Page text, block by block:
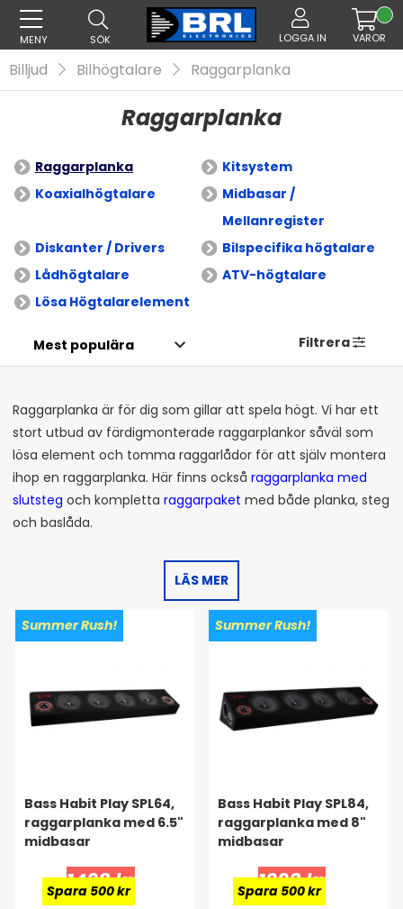
MENY SÖK LOGGA IN VAROR
Billjud Bilhögtalare Raggarplanka
Raggarplanka
Raggarplanka
Kitsystem
Koaxialhögtalare
Midbasar /
Mellanregister
Diskanter / Drivers
Bilspecifika högtalare
Lådhögtalare
ATV-högtalare
Lösa Högtalarelement
Raggarplanka är för dig som gillar att spela högt. Vi har ett
stort utbud av färdigmonterade raggarplankor såväl som
lösa element och tomma raggarlådor för att själv montera
ihop en raggarplanka. Här finns också raggarplanka med
slutsteg och kompletta raggarpaket med både planka, steg
och baslåda.
LÄS MER
Filtrera
Summer Rush!
Bass Habit Play SPL64,
raggarplanka med 6.5"
midbasar
1498 kr
Spara 500 kr
Summer Rush!
Bass Habit Play SPL84,
raggarplanka med 8"
midbasar
1998 kr
Spara 500 kr